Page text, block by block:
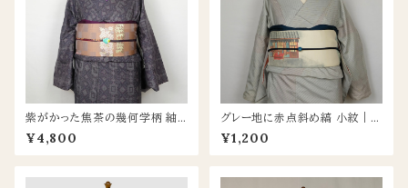
紫がかった焦茶の幾何学柄 紬
着物｜独特な色味が魅力の一
枚
¥4,800
グレー地に赤点斜め縞 小紋｜独
特な織りの凹凸が映える正絹着
物
¥1,200